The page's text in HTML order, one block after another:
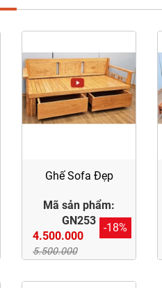
Ghế Sofa Đẹp
Mã sản phẩm:
GN253
4.500.000
5.500.000
-18%